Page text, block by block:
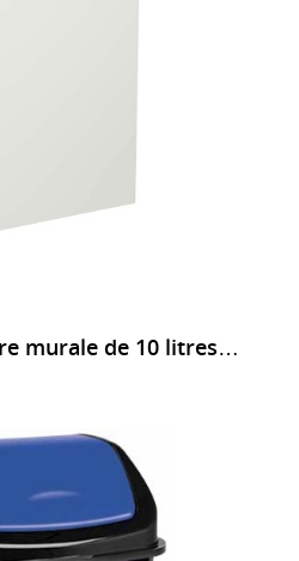
Poubelle intérieure murale de 10 litres Blanc